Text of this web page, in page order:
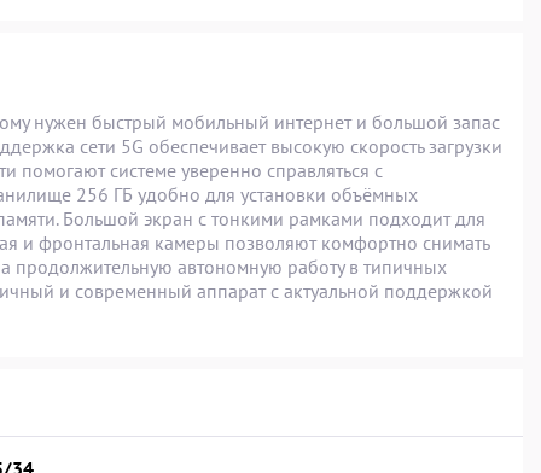
нужен быстрый мобильный интернет и большой запас
сети 5G обеспечивает высокую скорость загрузки
помогают системе уверенно справляться с
256 ГБ удобно для установки объёмных
Большой экран с тонкими рамками подходит для
и фронтальная камеры позволяют комфортно снимать
продолжительную автономную работу в типичных
и современный аппарат с актуальной поддержкой
34